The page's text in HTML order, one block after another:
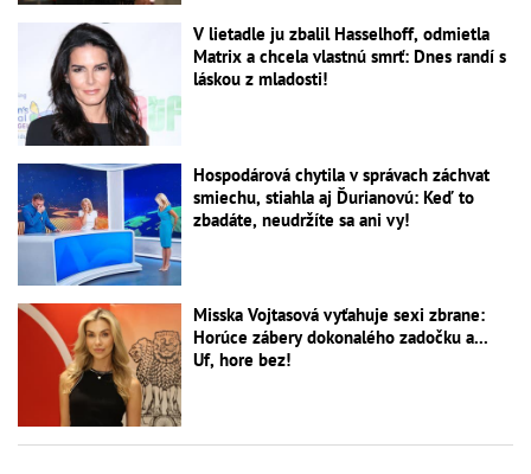
V lietadle ju zbalil Hasselhoff, odmietla
Matrix a chcela vlastnú smrť: Dnes randí s
láskou z mladosti!
Hospodárová chytila v správach záchvat
smiechu, stiahla aj Ďurianovú: Keď to
zbadáte, neudržíte sa ani vy!
Misska Vojtasová vyťahuje sexi zbrane:
Horúce zábery dokonalého zadočku a...
Uf, hore bez!